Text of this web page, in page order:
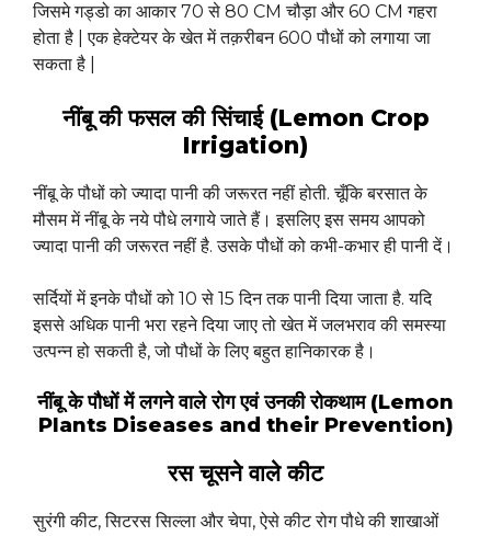
जिसमे गड्डो का आकार 70 से 80 CM चौड़ा और 60 CM गहरा
होता है | एक हेक्टेयर के खेत में तक़रीबन 600 पौधों को लगाया जा
सकता है |
नींबू की फसल की सिंचाई (Lemon Crop
Irrigation)
नींबू के पौधों को ज्यादा पानी की जरूरत नहीं होती. चूँकि बरसात के
मौसम में नींबू के नये पौधे लगाये जाते हैं। इसलिए इस समय आपको
ज्यादा पानी की जरूरत नहीं है. उसके पौधों को कभी-कभार ही पानी दें।
सर्दियों में इनके पौधों को 10 से 15 दिन तक पानी दिया जाता है. यदि
इससे अधिक पानी भरा रहने दिया जाए तो खेत में जलभराव की समस्या
उत्पन्न हो सकती है, जो पौधों के लिए बहुत हानिकारक है।
नींबू के पौधों में लगने वाले रोग एवं उनकी रोकथाम (Lemon
Plants Diseases and their Prevention)
रस चूसने वाले कीट
सुरंगी कीट, सिटरस सिल्ला और चेपा, ऐसे कीट रोग पौधे की शाखाओं